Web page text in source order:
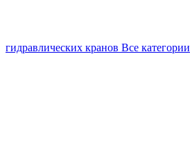
гидравлических кранов Все категории